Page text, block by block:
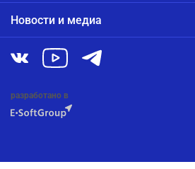
Новости и медиа
разработано в